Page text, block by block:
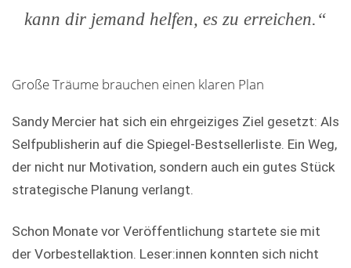
kann dir jemand helfen, es zu erreichen.“
Große Träume brauchen einen klaren Plan
Sandy Mercier hat sich ein ehrgeiziges Ziel gesetzt: Als
Selfpublisherin auf die Spiegel-Bestsellerliste. Ein Weg,
der nicht nur Motivation, sondern auch ein gutes Stück
strategische Planung verlangt.
Schon Monate vor Veröffentlichung startete sie mit
der Vorbestellaktion. Leser:innen konnten sich nicht